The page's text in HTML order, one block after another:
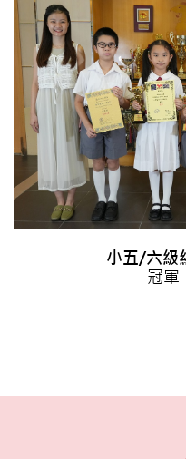
小五/六級
冠軍